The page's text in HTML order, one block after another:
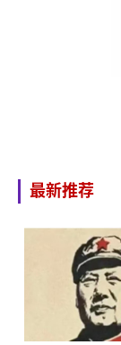
最新推荐